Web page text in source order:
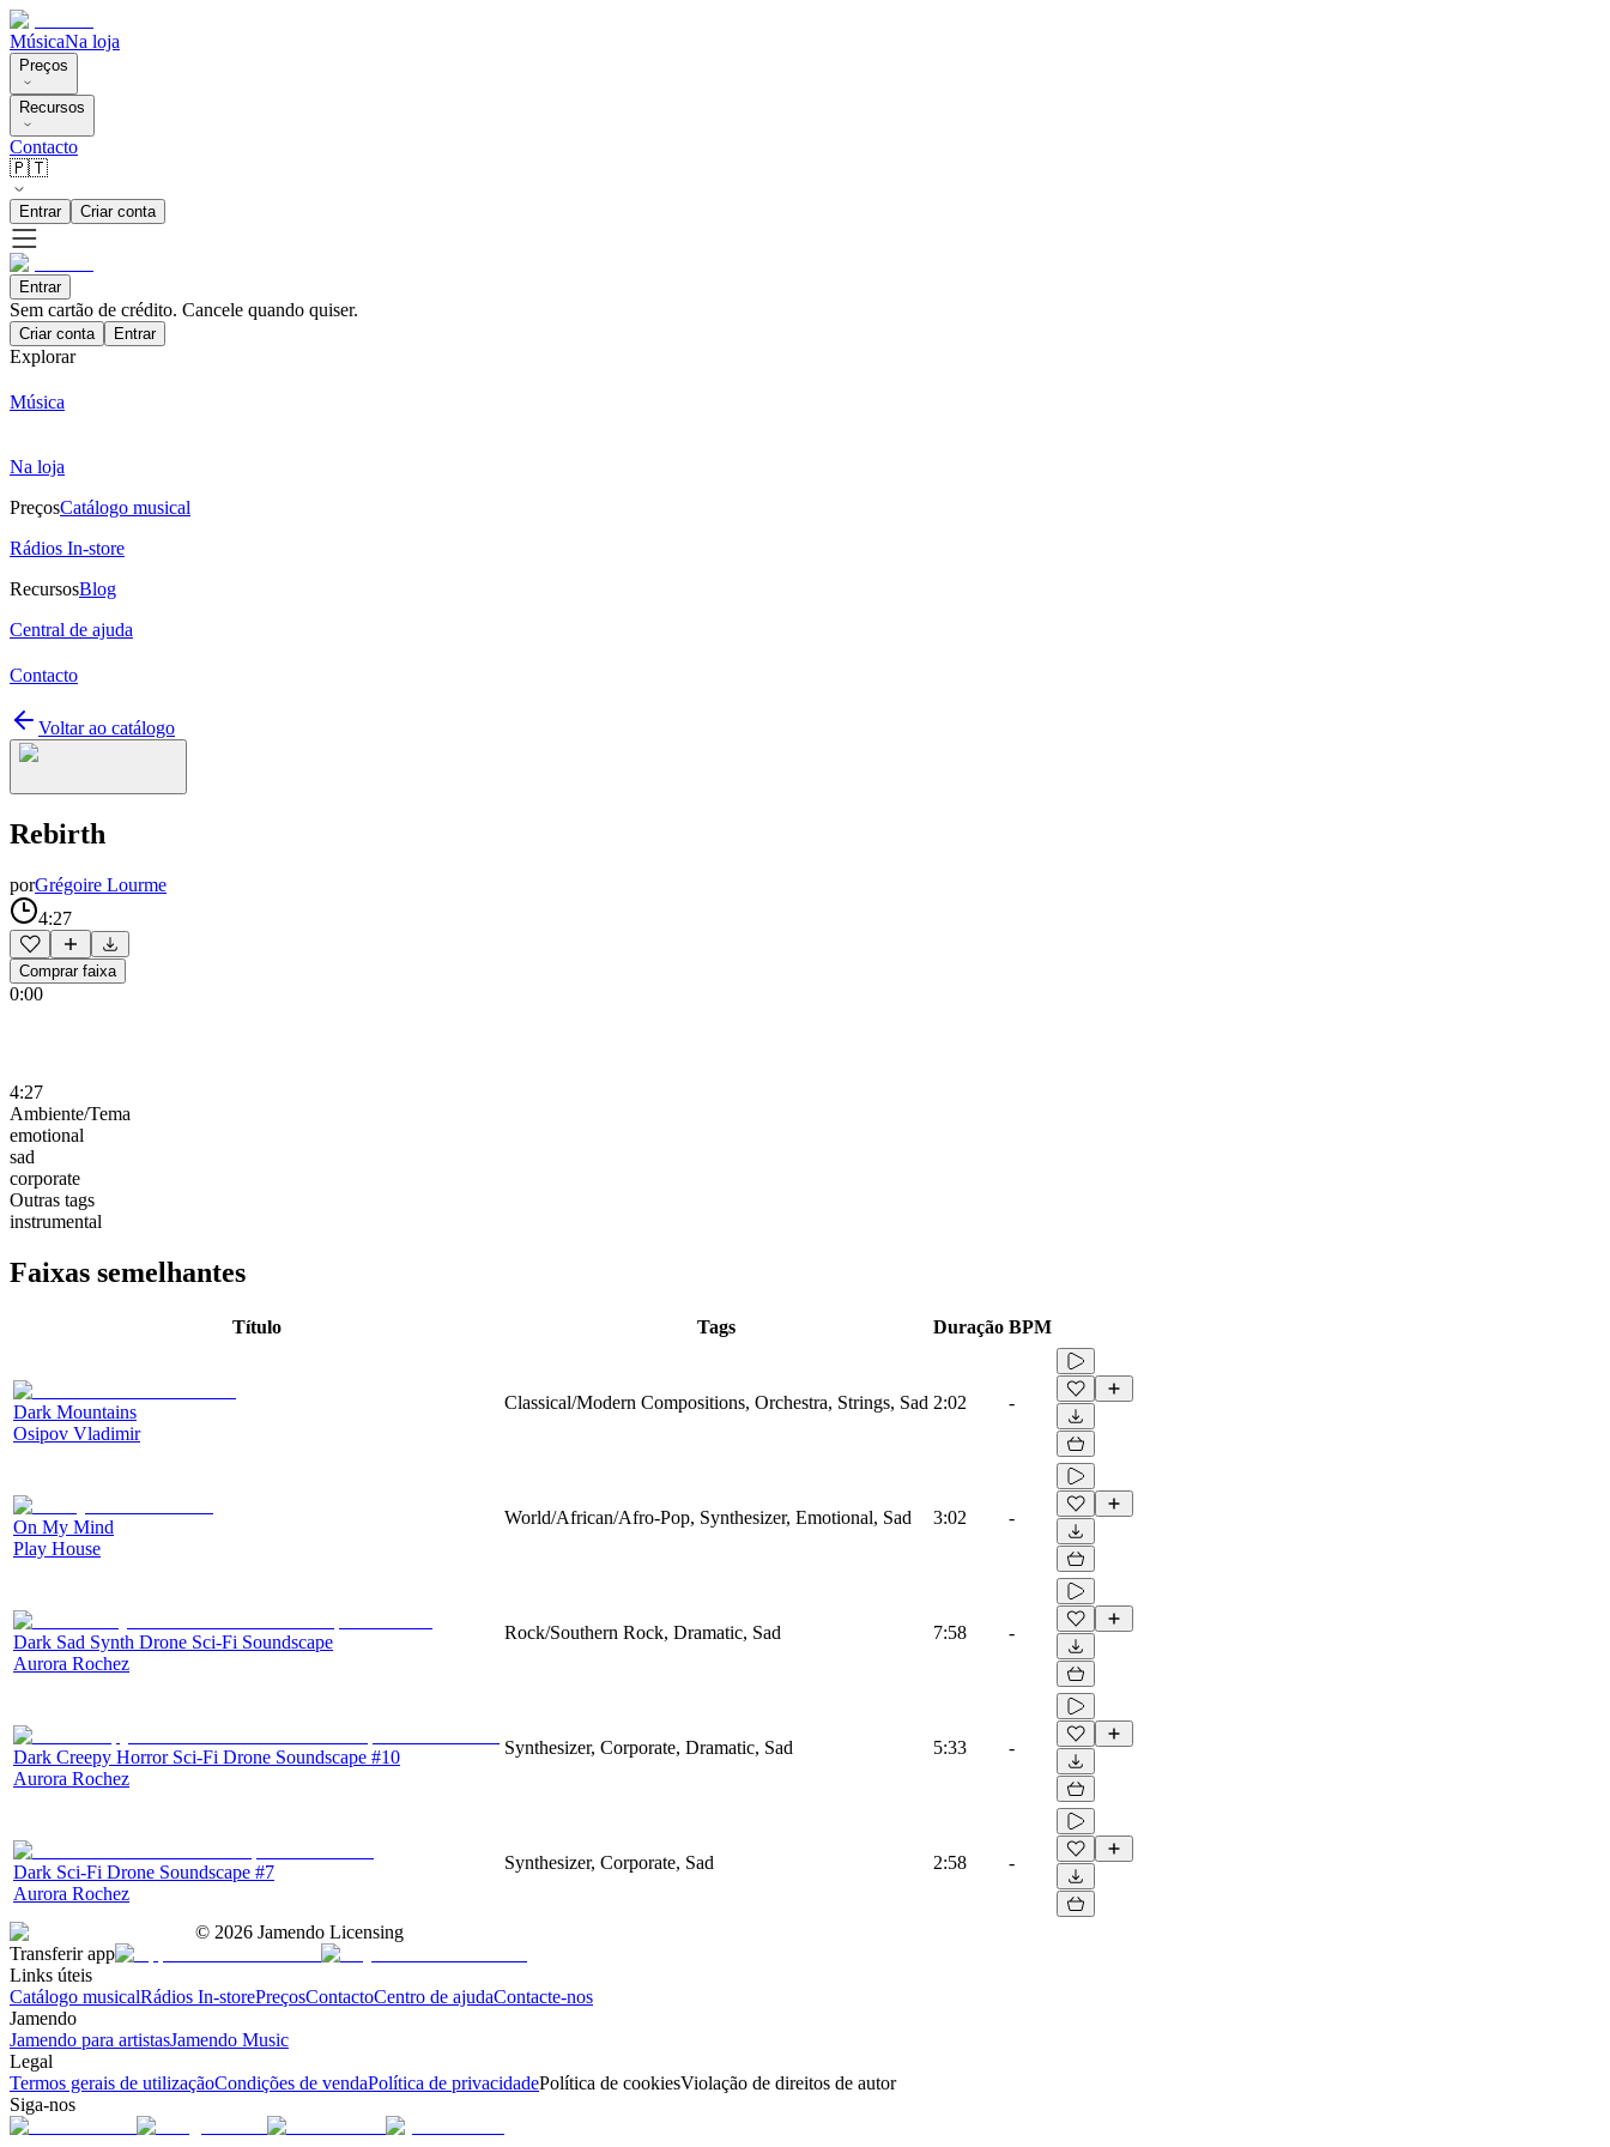
MúsicaNa loja
Preços
Recursos
Contacto
🇵🇹
Entrar Criar conta
Entrar
Sem cartão de crédito. Cancele quando quiser.
Criar conta Entrar
Explorar
Música
Na loja
PreçosCatálogo musical
Rádios In-store
RecursosBlog
Central de ajuda
Contacto
Voltar ao catálogo
Rebirth
porGrégoire Lourme
4:27
Comprar faixa
0:00
4:27
Ambiente/Tema
emotional
sad
corporate
Outras tags
instrumental
Faixas semelhantes
Título Tags Duração BPM
Dark Mountains
Osipov Vladimir
Classical/Modern Compositions, Orchestra, Strings, Sad 2:02 -
On My Mind
Play House
World/African/Afro-Pop, Synthesizer, Emotional, Sad 3:02 -
Dark Sad Synth Drone Sci-Fi Soundscape
Aurora Rochez
Rock/Southern Rock, Dramatic, Sad 7:58 -
Dark Creepy Horror Sci-Fi Drone Soundscape #10
Aurora Rochez
Synthesizer, Corporate, Dramatic, Sad 5:33 -
Dark Sci-Fi Drone Soundscape #7
Aurora Rochez
Synthesizer, Corporate, Sad 2:58 -
© 2026 Jamendo Licensing
Transferir app
Links úteis
Catálogo musicalRádios In-storePreçosContactoCentro de ajudaContacte-nos
Jamendo
Jamendo para artistasJamendo Music
Legal
Termos gerais de utilizaçãoCondições de vendaPolítica de privacidadePolítica de cookiesViolação de direitos de autor
Siga-nos